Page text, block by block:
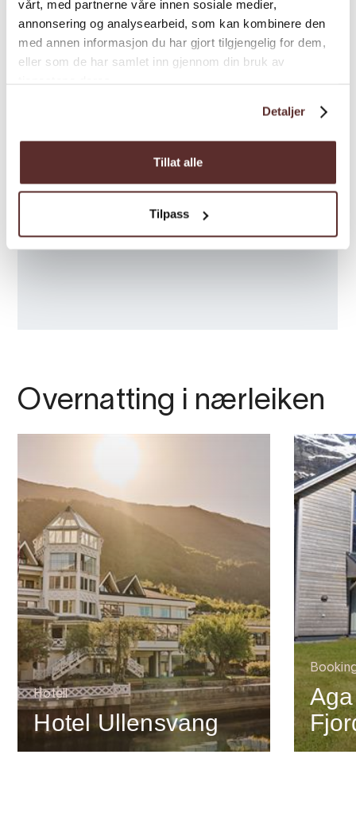
vårt, med partnerne våre innen sosiale medier,
annonsering og analysearbeid, som kan kombinere den
med annen informasjon du har gjort tilgjengelig for dem,
eller som de har samlet inn gjennom din bruk av
Detaljer
Tillat alle
Tilpass
Overnatting i nærleiken
Hotell
Hotel Ullensvang
Aga